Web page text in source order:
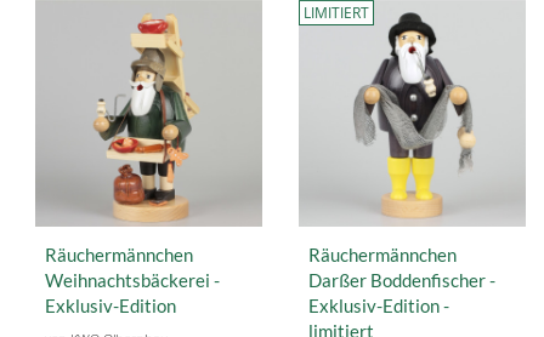
Räuchermännchen
Weihnachtsbäckerei -
Exklusiv-Edition
LIMITIERT
Räuchermännchen
Darßer Boddenfischer -
Exklusiv-Edition -
limitiert